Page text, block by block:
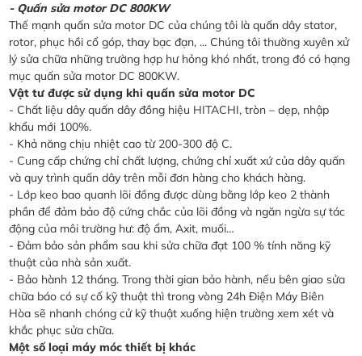
- Quấn sửa motor DC 800KW
Thế mạnh quấn sửa motor DC của chúng tôi là quấn dây stator,
rotor, phục hồi cổ góp, thay bạc đạn, ... Chúng tôi thường xuyên xử
lý sửa chữa những trường hợp hư hỏng khó nhất, trong đó có hạng
mục quấn sửa motor DC 800KW.
Vật tư được sử dụng khi quấn sửa motor DC
- Chất liệu dây quấn dây đồng hiệu HITACHI, tròn – dẹp, nhập
khẩu mới 100%.
- Khả năng chịu nhiệt cao từ 200-300 độ C.
- Cung cấp chứng chỉ chất lượng, chứng chỉ xuất xứ của dây quấn
và quy trình quấn dây trên mỗi đơn hàng cho khách hàng.
- Lớp keo bao quanh lõi đồng được dùng bằng lớp keo 2 thành
phần để đảm bảo độ cứng chắc của lõi đồng và ngăn ngừa sự tác
động của môi trường hư: độ ẩm, Axit, muối…
- Đảm bảo sản phẩm sau khi sửa chữa đạt 100 % tính năng kỹ
thuật của nhà sản xuất.
- Bảo hành 12 tháng. Trong thời gian bảo hành, nếu bên giao sửa
chữa báo có sự cố kỹ thuật thì trong vòng 24h Điện Máy Biên
Hòa sẽ nhanh chóng cử kỹ thuật xuống hiện trường xem xét và
khắc phục sửa chữa.
Một số loại máy móc thiết bị khác